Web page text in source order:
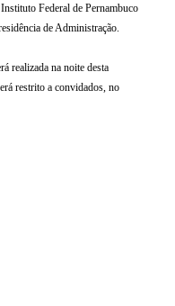
Federal de Pernambuco
de Administração.
realizada na noite desta
restrito a convidados, no